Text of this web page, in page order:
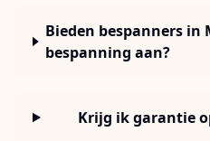
Bieden bespanners
bespanning aan?
Krijg ik garantie